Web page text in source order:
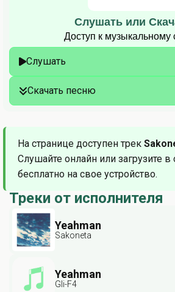
Слушать или
Доступ к музыкальному
Слушать
Скачать песню
На странице доступен трек
Слушайте онлайн или загрузите в
бесплатно на свое устройство.
Треки от исполнителя
Yeahman
Sakoneta
Yeahman
Gli-F4